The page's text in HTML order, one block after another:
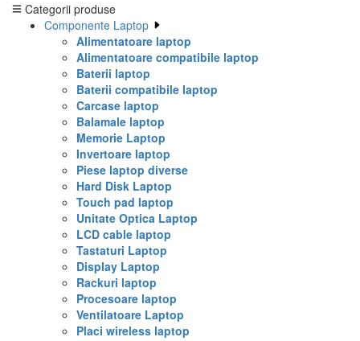
Categorii produse
Componente Laptop
Alimentatoare laptop
Alimentatoare compatibile laptop
Baterii laptop
Baterii compatibile laptop
Carcase laptop
Balamale laptop
Memorie Laptop
Invertoare laptop
Piese laptop diverse
Hard Disk Laptop
Touch pad laptop
Unitate Optica Laptop
LCD cable laptop
Tastaturi Laptop
Display Laptop
Rackuri laptop
Procesoare laptop
Ventilatoare Laptop
Placi wireless laptop